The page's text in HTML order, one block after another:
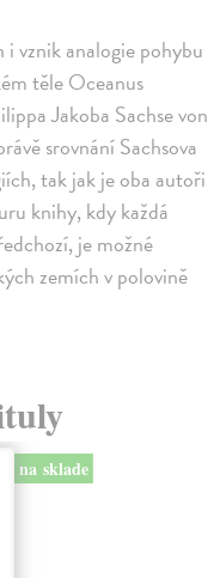
vznik analogie pohybu
těle Oceanus
Jakoba Sachse von
srovnání Sachsova
tak jak je oba autoři
knihy, kdy každá
je možné
zemích v polovině
na sklade